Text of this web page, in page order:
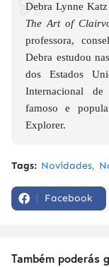
Debra Lynne Katz
The Art of
professora,
Debra estudou
dos Estados
Internacional
famoso e
Explorer.
Tags: Novidades
Facebook
Também poderás